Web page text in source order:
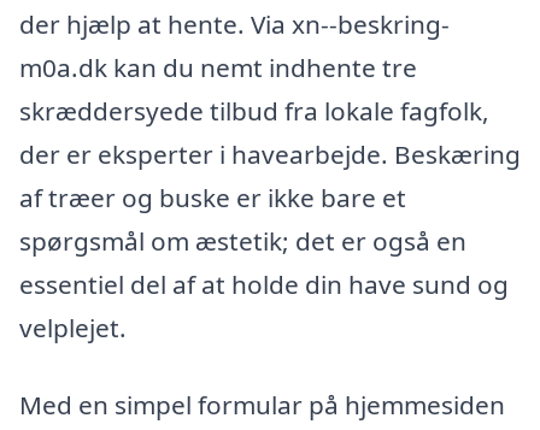
der hjælp at hente. Via xn--beskring-
m0a.dk kan du nemt indhente tre
skræddersyede tilbud fra lokale fagfolk,
der er eksperter i havearbejde. Beskæring
af træer og buske er ikke bare et
spørgsmål om æstetik; det er også en
essentiel del af at holde din have sund og
velplejet.
Med en simpel formular på hjemmesiden